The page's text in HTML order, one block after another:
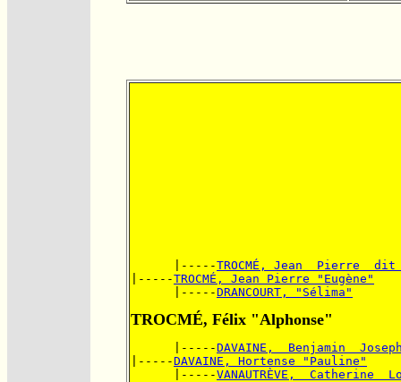
      |-----
TROCMÉ, Jean  Pierre
|-----TROCMÉ, Jean Pierre "Eugène"
      |-----
DRANCOURT, "Sélima"
TROCMÉ, Félix "Alphonse"
      |-----
DAVAINE,  Benjamin
|-----DAVAINE, Hortense "Pauline"
      |-----
VANAUTRÈVE,  Catherine